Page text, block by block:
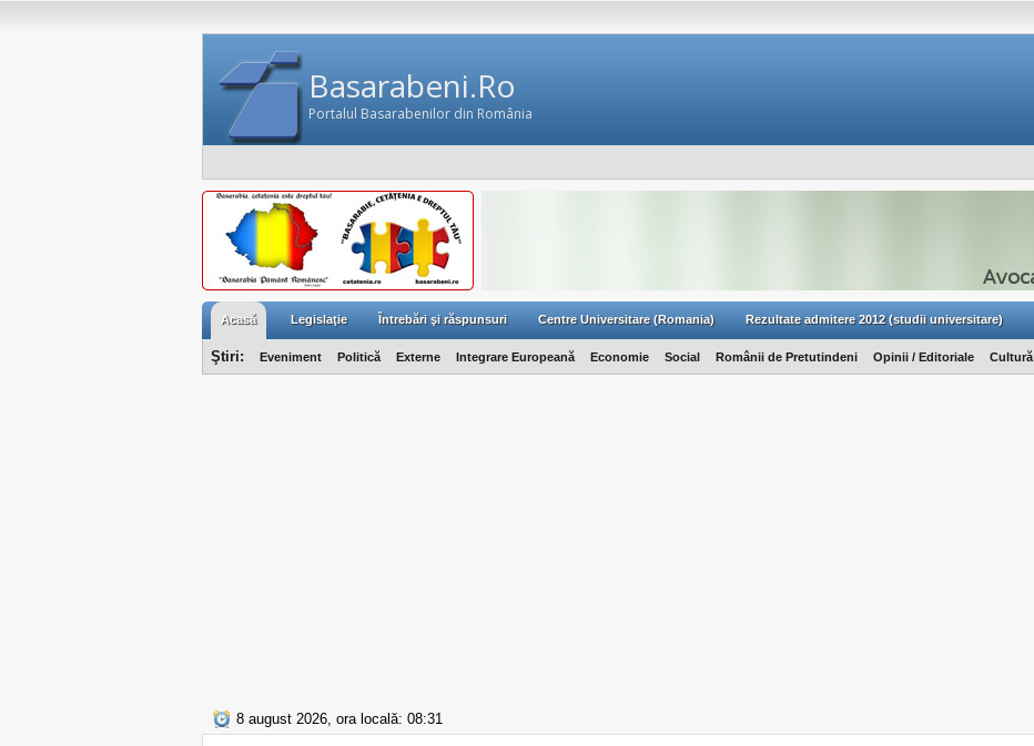
Basarabeni.Ro
Portalul Basarabenilor din România
Acasă Legislaţie Întrebări şi răspunsuri Centre Universitare (Romania) Rezultate admitere 2012 (studii universitare)
Ştiri: Eveniment Politică Externe Integrare Europeană Economie Social Românii de Pretutindeni Opinii / Editoriale Cultură
8 august 2026, ora locală: 08:31